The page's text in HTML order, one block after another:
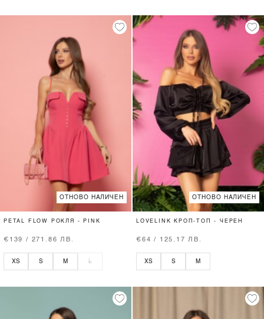
ОТНОВО НАЛИЧЕН
PETAL FLOW РОКЛЯ - PINK
€139 / 271.86 ЛВ.
XS S M L
ОТНОВО НАЛИЧЕН
LOVELINK КРОП-ТОП - ЧЕРЕН
€64 / 125.17 ЛВ.
XS S M